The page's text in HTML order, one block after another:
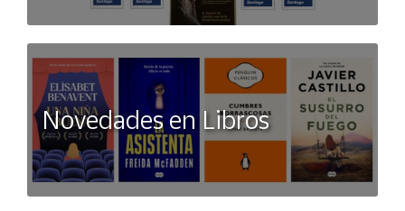
Novedades en Libros